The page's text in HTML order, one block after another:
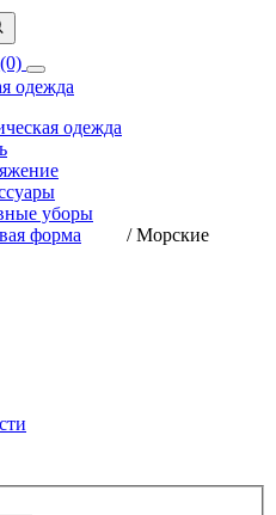
(0)
одежда
одежда
уборы
форма
/Морские